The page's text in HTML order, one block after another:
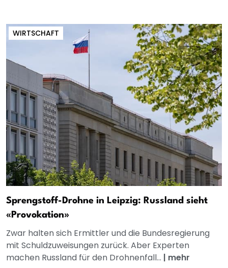
WIRTSCHAFT
Sprengstoff-Drohne in Leipzig: Russland sieht
«Provokation»
Zwar halten sich Ermittler und die Bundesregierung
mit Schuldzuweisungen zurück. Aber Experten
machen Russland für den Drohnenfall... | mehr